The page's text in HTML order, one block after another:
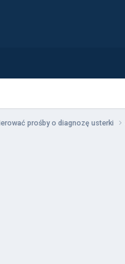
prośby o diagnozę usterki